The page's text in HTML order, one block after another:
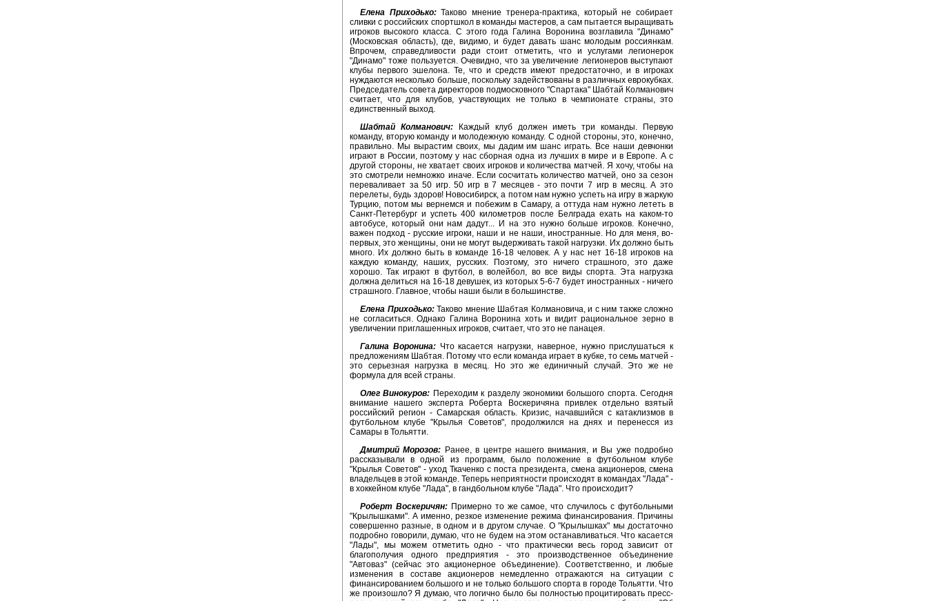
Елена Приходько:Таково мнение тренера-практика, который не собирает
сливки с российских спортшкол в команды мастеров, а сам пытается выращивать
игроков высокого класса. С этого года Галина Воронина возглавила "Динамо"
(Московская область), где, видимо, и будет давать шанс молодым россиянкам.
Впрочем, справедливости ради стоит отметить, что и услугами легионерок
"Динамо" тоже пользуется. Очевидно, что за увеличение легионеров выступают
клубы первого эшелона. Те, что и средств имеют предостаточно, и в игроках
нуждаются несколько больше, поскольку задействованы в различных еврокубках.
Председатель совета директоров подмосковного "Спартака" Шабтай Колманович
считает, что для клубов, участвующих не только в чемпионате страны, это
единственный выход.
Шабтай Колманович:Каждый клуб должен иметь три команды. Первую
команду, вторую команду и молодежную команду. С одной стороны, это, конечно,
правильно. Мы вырастим своих, мы дадим им шанс играть. Все наши девчонки
играют в России, поэтому у нас сборная одна из лучших в мире и в Европе. А с
другой стороны, не хватает своих игроков и количества матчей. Я хочу, чтобы на
это смотрели немножко иначе. Если сосчитать количество матчей, оно за сезон
переваливает за 50 игр. 50 игр в 7 месяцев - это почти 7 игр в месяц. А это
перелеты, будь здоров! Новосибирск, а потом нам нужно успеть на игру в жаркую
Турцию, потом мы вернемся и побежим в Самару, а оттуда нам нужно лететь в
Санкт-Петербург и успеть 400 километров после Белграда ехать на каком-то
автобусе, который они нам дадут... И на это нужно больше игроков. Конечно,
важен подход - русские игроки, наши и не наши, иностранные. Но для меня, во-
первых, это женщины, они не могут выдерживать такой нагрузки. Их должно быть
много. Их должно быть в команде 16-18 человек. А у нас нет 16-18 игроков на
каждую команду, наших, русских. Поэтому, это ничего страшного, это даже
хорошо. Так играют в футбол, в волейбол, во все виды спорта. Эта нагрузка
должна делиться на 16-18 девушек, из которых 5-6-7 будет иностранных - ничего
страшного. Главное, чтобы наши были в большинстве.
Елена Приходько:Таково мнение Шабтая Колмановича, и с ним также сложно
не согласиться. Однако Галина Воронина хоть и видит рациональное зерно в
увеличении приглашенных игроков, считает, что это не панацея.
Галина Воронина:Что касается нагрузки, наверное, нужно прислушаться к
предложениям Шабтая. Потому что если команда играет в кубке, то семь матчей -
это серьезная нагрузка в месяц. Но это же единичный случай. Это же не
формула для всей страны.
Олег Винокуров: Переходим к разделу экономики большого спорта. Сегодня
внимание нашего эксперта Роберта Воскеричяна привлек отдельно взятый
российский регион - Самарская область. Кризис, начавшийся с катаклизмов в
футбольном клубе "Крылья Советов", продолжился на днях и перенесся из
Самары в Тольятти.
Дмитрий Морозов: Ранее, в центре нашего внимания, и Вы уже подробно
рассказывали в одной из программ, было положение в футбольном клубе
"Крылья Советов" - уход Ткаченко с поста президента, смена акционеров, смена
владельцев в этой команде. Теперь неприятности происходят в командах "Лада" -
в хоккейном клубе "Лада", в гандбольном клубе "Лада". Что происходит?
Роберт Воскеричян:Примерно то же самое, что случилось с футбольными
"Крылышками". А именно, резкое изменение режима финансирования. Причины
совершенно разные, в одном и в другом случае. О "Крылышках" мы достаточно
подробно говорили, думаю, что не будем на этом останавливаться. Что касается
"Лады", мы можем отметить одно - что практически весь город зависит от
благополучия одного предприятия - это производственное объединение
"Автоваз" (сейчас это акционерное объединение). Соответственно, и любые
изменения в составе акционеров немедленно отражаются на ситуации с
финансированием большого и не только большого спорта в городе Тольятти. Что
же произошло? Я думаю, что логично было бы полностью процитировать пресс-